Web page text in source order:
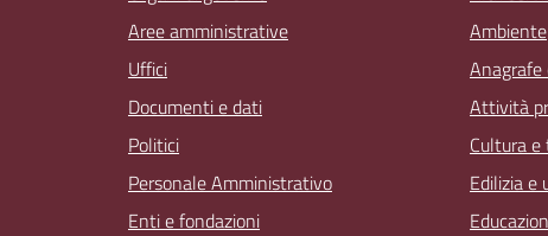
Aree amministrative
Uffici
Documenti e dati
Politici
Personale Amministrativo
Enti e fondazioni
Ambiente
Attività
Cultura
Edilizia e